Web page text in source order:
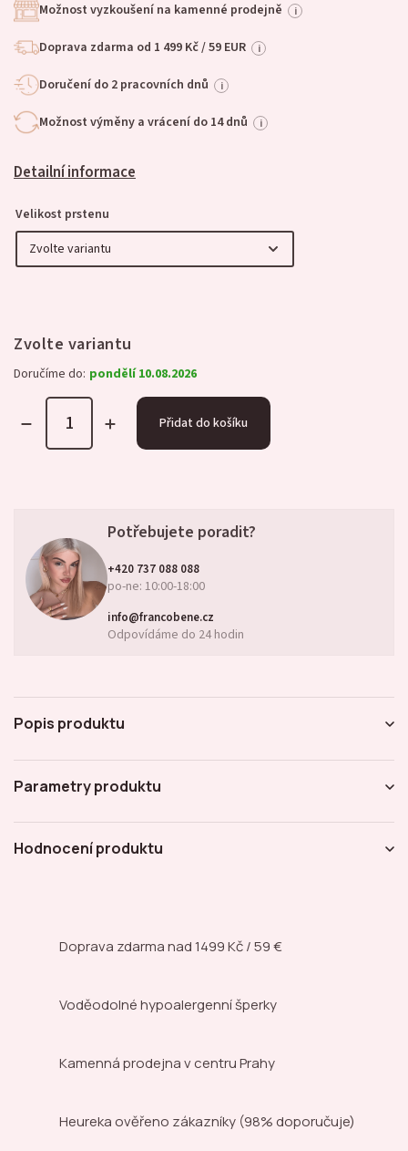
Možnost vyzkoušení na kamenné prodejně i
Doprava zdarma od 1 499 Kč / 59 EUR i
Doručení do 2 pracovních dnů i
Možnost výměny a vrácení do 14 dnů i
Detailní informace
Velikost prstenu
Zvolte variantu
Doručíme do: pondělí 10.08.2026
Přidat do košíku
Potřebujete poradit?
+420 737 088 088
po-ne: 10:00-18:00
info@francobene.cz
Odpovídáme do 24 hodin
Popis produktu
Parametry produktu
Hodnocení produktu
Doprava zdarma nad1499 Kč / 59 €
Voděodolné hypoalergenní šperky
Kamenná prodejnav centru Prahy
Heureka ověřeno zákazníky (98% doporučuje)